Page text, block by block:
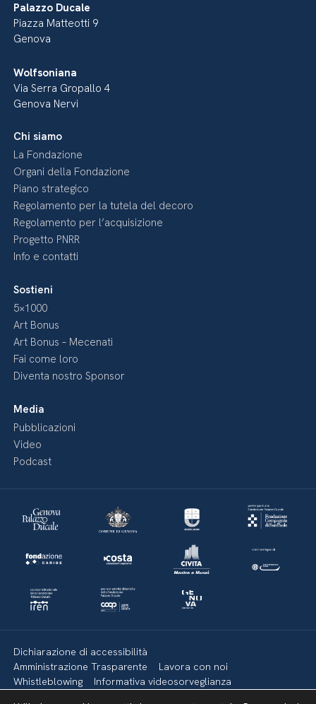
Palazzo Ducale
Piazza Matteotti 9
Genova
Wolfsoniana
Via Serra Gropallo 4
Genova Nervi
Chi siamo
La Fondazione
Organi della Fondazione
Piano strategico
Regolamento per la tutela del decoro
Regolamento per l’acquisizione
Progetto PNRR
Info e contatti
Sostieni
5×1000
Art Bonus
Art Bonus – Mecenati
Fai come loro
Diventa nostro Sponsor
Media
Pubblicazioni
Video
Podcast
Dichiarazione di accessibilità
Amministrazione Trasparente
Lavora con noi
Whistleblowing
Informativa videosorveglianza